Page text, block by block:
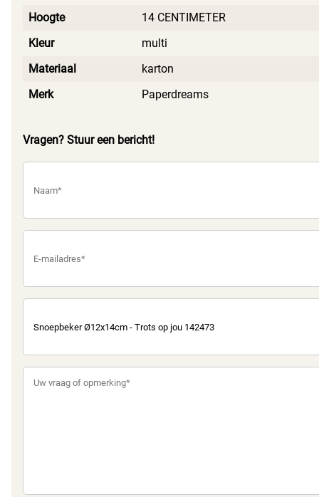
Hoogte
14 CENTIMETER
Kleur
multi
Materiaal
karton
Merk
Paperdreams
Vragen? Stuur een bericht!